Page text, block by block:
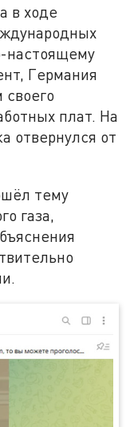
в ходе
настоящему
Германия
плат. На
отвернулся от
тему
газа,